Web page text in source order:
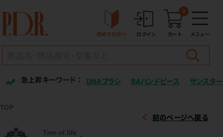
初めての方へ ログイン カート
0
メニュー
急上昇キーワード ： DNAブラシ BAハンドピース サンスター
TOP
前のページへ戻る